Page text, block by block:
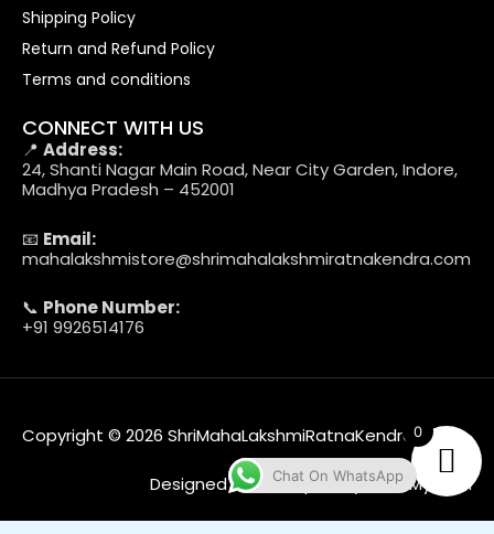
Shipping Policy
Return and Refund Policy
Terms and conditions
CONNECT WITH US
📍 Address:
24, Shanti Nagar Main Road, Near City Garden, Indore,
Madhya Pradesh – 452001
📧 Email:
mahalakshmistore@shrimahalakshmiratnakendra.com
📞 Phone Number:
+91 9926514176
Copyright © 2026 ShriMahaLakshmiRatnaKendra
Designed & Developed by Web MyTech
0
Chat On WhatsApp